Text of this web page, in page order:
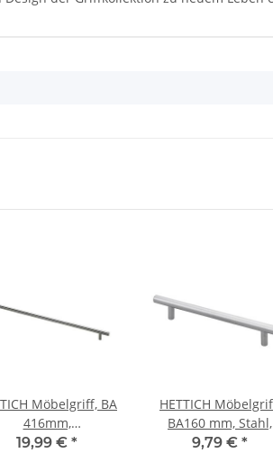
Möbelgriff, BA
416mm,
Edelstahl-Optik,
19,99 € *
HETTICH
BA160 mm, Stahl,
Aluminium-Optik,
9,79 € *